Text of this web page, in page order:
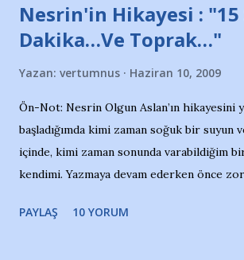
Nesrin'in Hikayesi : "15
Dakika…Ve Toprak…"
Yazan: vertumnus Haziran 10, 2009
Ön-Not: Nesrin Olgun Aslan’ın hikayesini
başladığımda kimi zaman soğuk bir suyun
içinde, kimi zaman sonunda varabildiğim
kendimi. Yazmaya devam ederken önce
Yazımı, ağlayarak bitirebildim
PAYLAŞ 10 YORUM